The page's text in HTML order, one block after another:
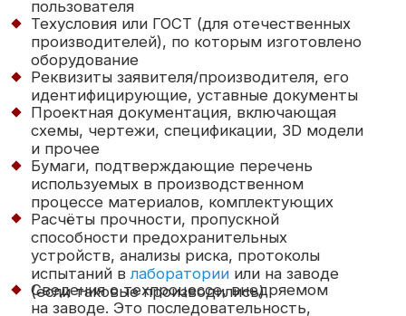
администратором которого является
Росаккредитация. Маркировка знаком ЕАС
отображает в товарообороте качественные
характеристики конкретного товара.
Сертификаты и декларации на серийный выпуск
выдаются на срок до 5 лет.
Оставить заявку
Главная Отзывы
Вопросы
Услуги
Цены
Cтатьи
Документы
Нормативные
документы
Схемы работ